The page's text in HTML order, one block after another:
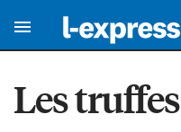
Les truffes